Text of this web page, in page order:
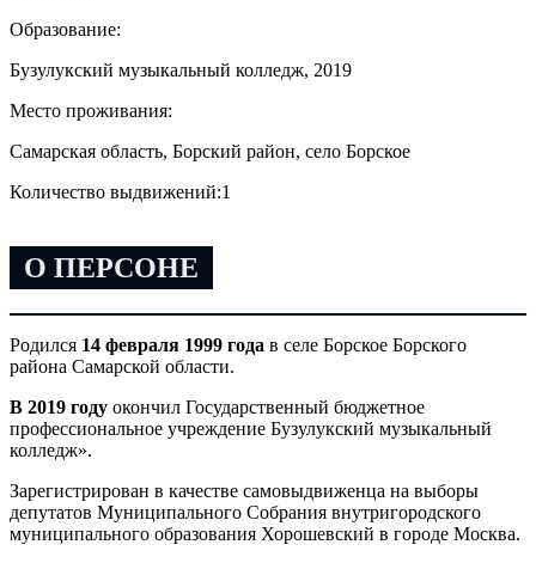
Образование:
Бузулукский музыкальный колледж, 2019
Место проживания:
Самарская область, Борский район, село Борское
Количество выдвижений:1
О ПЕРСОНЕ
Родился 14 февраля 1999 года в селе Борское Борского
района Самарской области.
В 2019 году окончил Государственный бюджетное
профессиональное учреждение Бузулукский музыкальный
колледж».
Зарегистрирован в качестве самовыдвиженца на выборы
депутатов Муниципального Собрания внутригородского
муниципального образования Хорошевский в городе Москва.